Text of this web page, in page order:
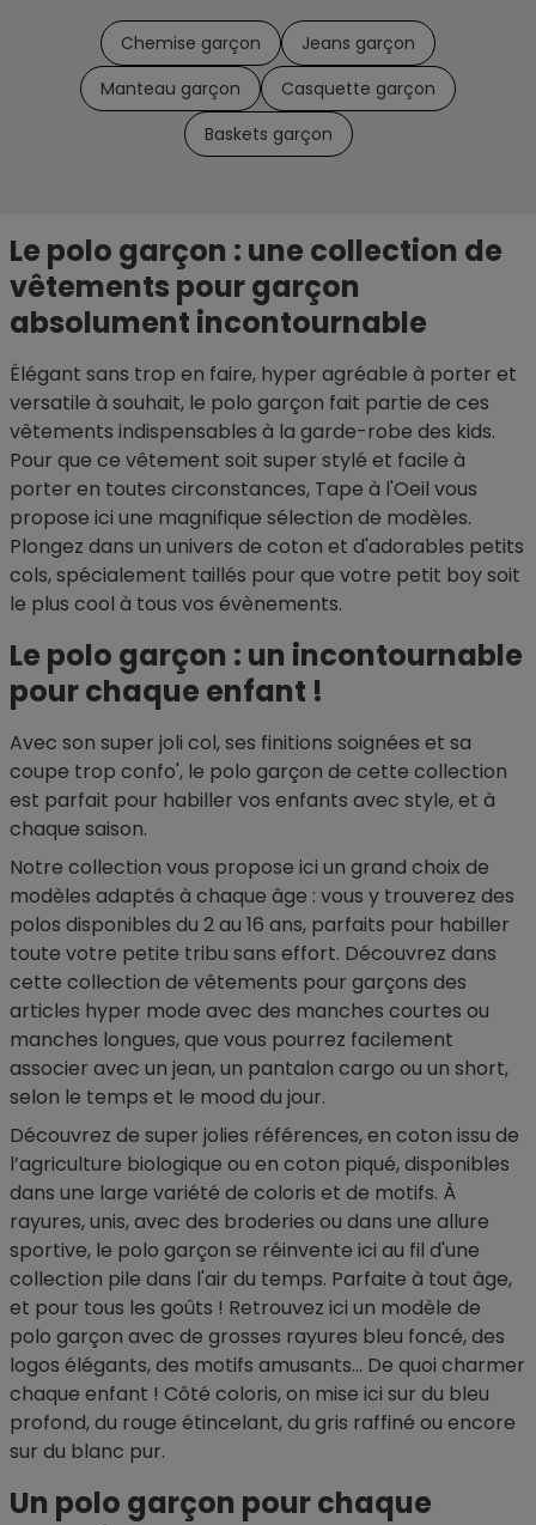
Chemise garçon
Jeans garçon
Manteau garçon
Casquette garçon
Baskets garçon
Le polo garçon : une collection de
vêtements pour garçon
absolument incontournable
Élégant sans trop en faire, hyper agréable à porter et
versatile à souhait, le polo garçon fait partie de ces
vêtements indispensables à la garde-robe des kids.
Pour que ce vêtement soit super stylé et facile à
porter en toutes circonstances, Tape à l'Oeil vous
propose ici une magnifique sélection de modèles.
Plongez dans un univers de coton et d'adorables petits
cols, spécialement taillés pour que votre petit boy soit
le plus cool à tous vos évènements.
Le polo garçon : un incontournable
pour chaque enfant !
Avec son super joli col, ses finitions soignées et sa
coupe trop confo', le polo garçon de cette collection
est parfait pour habiller vos enfants avec style, et à
chaque saison.
Notre collection vous propose ici un grand choix de
modèles adaptés à chaque âge : vous y trouverez des
polos disponibles du 2 au 16 ans, parfaits pour habiller
toute votre petite tribu sans effort. Découvrez dans
cette collection de vêtements pour garçons des
articles hyper mode avec des manches courtes ou
manches longues, que vous pourrez facilement
associer avec un jean, un pantalon cargo ou un short,
selon le temps et le mood du jour.
Découvrez de super jolies références, en coton issu de
l’agriculture biologique ou en coton piqué, disponibles
dans une large variété de coloris et de motifs. À
rayures, unis, avec des broderies ou dans une allure
sportive, le polo garçon se réinvente ici au fil d'une
collection pile dans l'air du temps. Parfaite à tout âge,
et pour tous les goûts ! Retrouvez ici un modèle de
polo garçon avec de grosses rayures bleu foncé, des
logos élégants, des motifs amusants... De quoi charmer
chaque enfant ! Côté coloris, on mise ici sur du bleu
profond, du rouge étincelant, du gris raffiné ou encore
sur du blanc pur.
Un polo garçon pour chaque